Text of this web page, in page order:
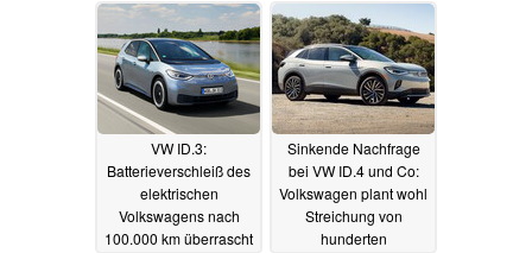
VW ID.3:
Batterieverschleiß des
elektrischen
Volkswagens nach
100.000 km überrascht
Sinkende Nachfrage
bei VW ID.4 und Co:
Volkswagen plant wohl
Streichung von
hunderten